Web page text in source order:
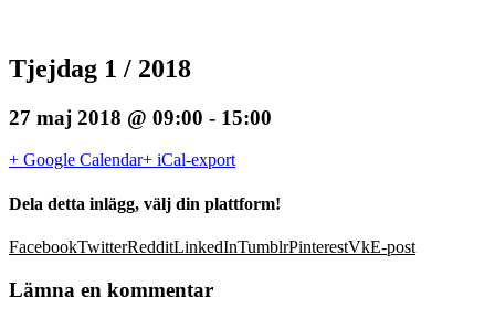
Tjejdag 1 / 2018
27 maj 2018 @ 09:00 - 15:00
+ Google Calendar+ iCal-export
Dela detta inlägg, välj din plattform!
FacebookTwitterRedditLinkedInTumblrPinterestVkE-post
Lämna en kommentar